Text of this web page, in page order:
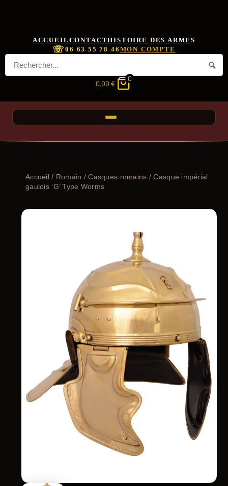
ACCUEIL CONTACTHISTOIRE DES ARMES
☏06 63 55 78 46 MON COMPTE
0,00 €
0
Accueil/ Romain /Casques romains / Casque impérial
gaulois ‘G’ Type Worms